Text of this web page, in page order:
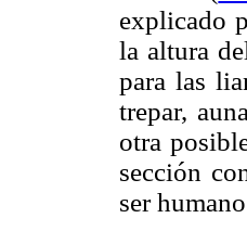
explicado
la altura
para las
trepar,
otra
sección
ser